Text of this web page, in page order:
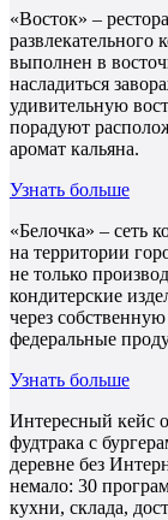
«Восток» –
развлекательного
выполнен в
насладиться
удивительную
порадуют
аромат кальяна.
Узнать больше
«Белочка» – сеть
на территории
не только
кондитерские
через
федеральные
Узнать больше
Интересный кейс
фудтрака с
деревне без
немало: 30
кухни, склада,